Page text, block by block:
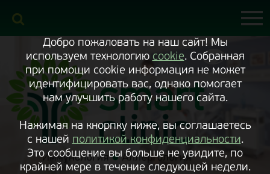
версию
сайта
Добро пожаловать на наш сайт! Мы
используем технологию cookie. Собранная
при помощи cookie информация не может
идентифицировать вас, однако помогает
нам улучшить работу нашего сайта.
Нажимая на кнорпку ниже, вы соглашаетесь
с нашей политикой конфиденциальности.
Это сообщение вы больше не увидите, по
крайней мере в течение следующей недели.